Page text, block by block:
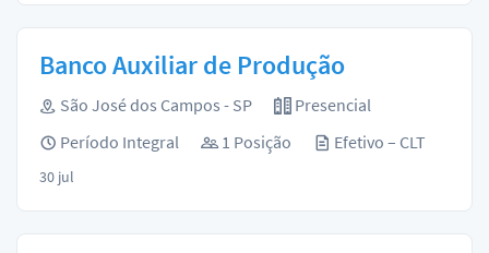
Banco Auxiliar de Produção
São José dos Campos - SP
Presencial
Período Integral
1 Posição Efetivo – CLT
30 jul